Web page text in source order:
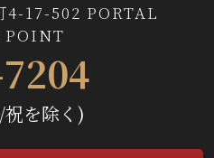
4-17-502 PORTAL
を除く)